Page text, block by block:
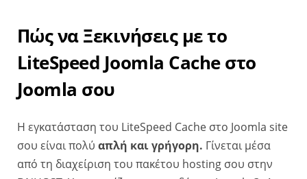
Πώς να Ξεκινήσεις με το
LiteSpeed Joomla Cache στο
Joomla σου
Η εγκατάσταση του LiteSpeed Cache στο Joomla site
σου είναι πολύ απλή και γρήγορη. Γίνεται μέσα
από τη διαχείριση του πακέτου hosting σου στην